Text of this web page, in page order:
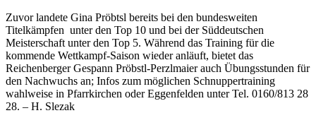
Zuvor landete Gina Pröbtsl bereits bei den bundesweiten
Titelkämpfen unter den Top 10 und bei der Süddeutschen
Meisterschaft unter den Top 5. Während das Training für die
kommende Wettkampf-Saison wieder anläuft, bietet das
Reichenberger Gespann Pröbstl-Perzlmaier auch Übungsstunden für
den Nachwuchs an; Infos zum möglichen Schnuppertraining
wahlweise in Pfarrkirchen oder Eggenfelden unter Tel. 0160/813 28
28. – H. Slezak